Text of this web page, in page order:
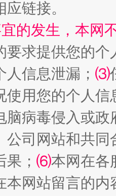
等你上场
链接。
的发生，本网
要求提供您的个
信息泄漏； ⑶
使用您的个人
脑病毒侵入或
公司网站和共
； ⑹本网在各
本网站留言的内